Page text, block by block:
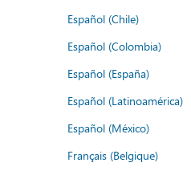
Español (Chile)
Español (Colombia)
Español (España)
Español (Latinoamérica)
Español (México)
Français (Belgique)